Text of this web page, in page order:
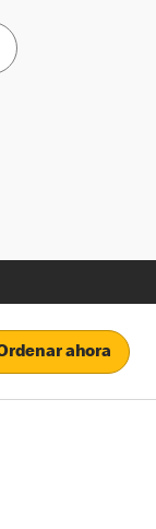
ahora